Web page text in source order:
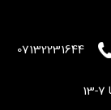
07132231644